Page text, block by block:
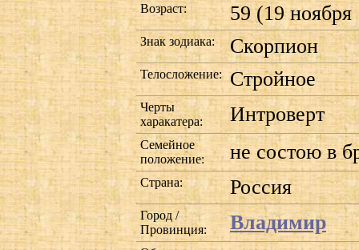
Возраст: 59 (19 ноября
Знак зодиака: Скорпион
Телосложение: Стройное
Черты
харакатера:
Интроверт
Семейное
положение:
не состою в
Страна: Россия
Город /
Провинция:
Владимир